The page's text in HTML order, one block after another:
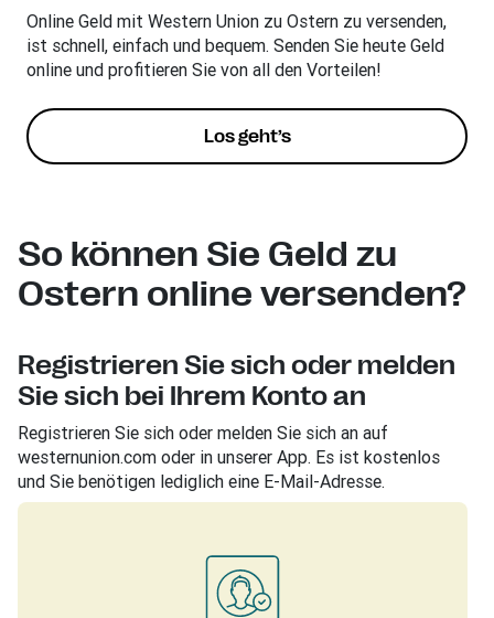
Online Geld mit Western Union zu Ostern zu versenden,
ist schnell, einfach und bequem. Senden Sie heute Geld
online und profitieren Sie von all den Vorteilen!
Los geht’s
So können Sie Geld zu
Ostern online versenden?
Registrieren Sie sich oder melden
Sie sich bei Ihrem Konto an
Registrieren Sie sich oder melden Sie sich an auf
westernunion.com oder in unserer App. Es ist kostenlos
und Sie benötigen lediglich eine E-Mail-Adresse.